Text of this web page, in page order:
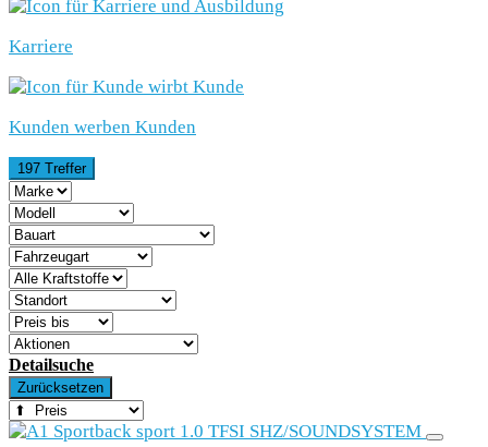
Karriere
Kunden werben Kunden
197 Treffer
Detailsuche
Zurücksetzen